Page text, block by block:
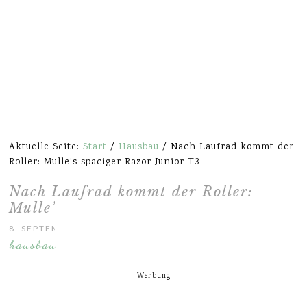
Aktuelle Seite:Start / Hausbau / Nach Laufrad kommt der
Roller: Mulle’s spaciger Razor Junior T3
Nach Laufrad kommt der Roller:
Mulle’s spaciger Razor Junior T3
8. SEPTEMBER 2016
hausbau
Werbung